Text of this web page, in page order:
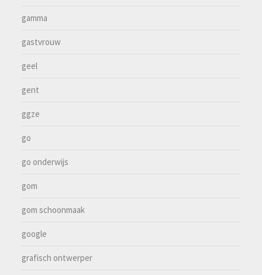
gamma
gastvrouw
geel
gent
ggze
go
go onderwijs
gom
gom schoonmaak
google
grafisch ontwerper